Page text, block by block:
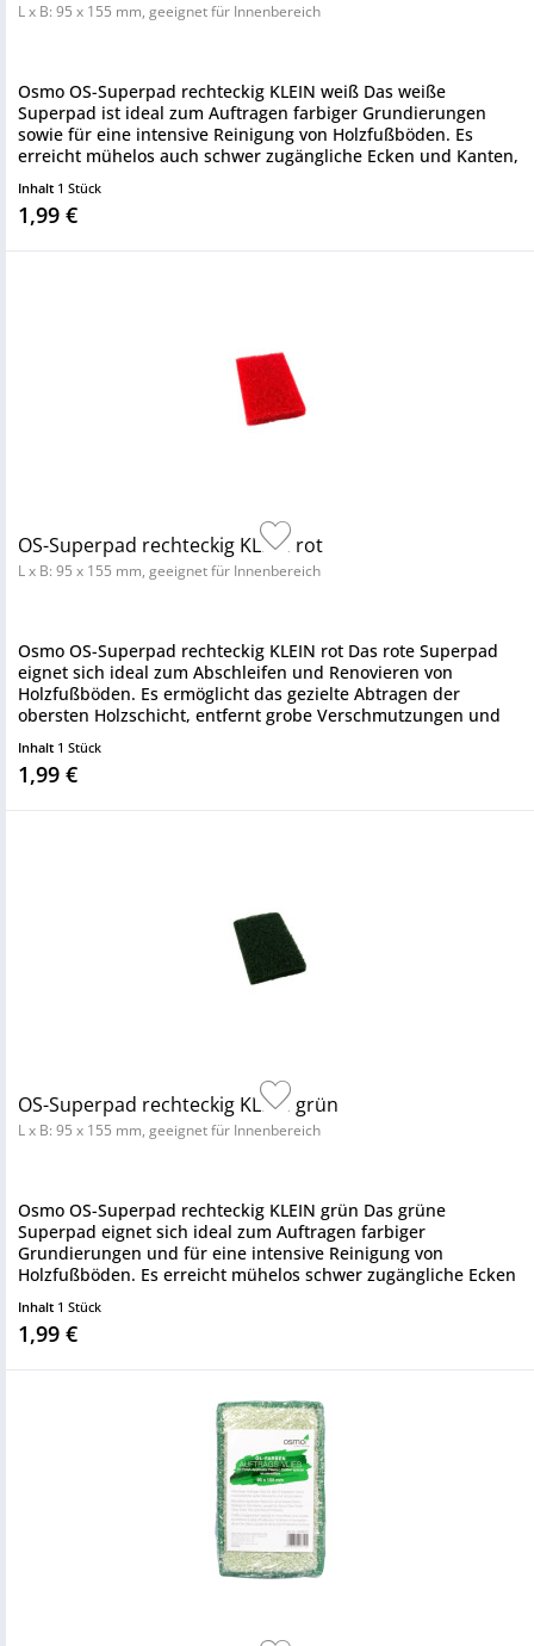
L x B: 95 x 155 mm, geeignet für Innenbereich
Osmo OS-Superpad rechteckig KLEIN weiß Das weiße
Superpad ist ideal zum Auftragen farbiger Grundierungen
sowie für eine intensive Reinigung von Holzfußböden. Es
erreicht mühelos auch schwer zugängliche Ecken und Kanten,
Inhalt 1 Stück
1,99 €
OS-Superpad rechteckig KLEIN rot
L x B: 95 x 155 mm, geeignet für Innenbereich
Osmo OS-Superpad rechteckig KLEIN rot Das rote Superpad
eignet sich ideal zum Abschleifen und Renovieren von
Holzfußböden. Es ermöglicht das gezielte Abtragen der
obersten Holzschicht, entfernt grobe Verschmutzungen und
Inhalt 1 Stück
1,99 €
OS-Superpad rechteckig KLEIN grün
L x B: 95 x 155 mm, geeignet für Innenbereich
Osmo OS-Superpad rechteckig KLEIN grün Das grüne
Superpad eignet sich ideal zum Auftragen farbiger
Grundierungen und für eine intensive Reinigung von
Holzfußböden. Es erreicht mühelos schwer zugängliche Ecken
Inhalt 1 Stück
1,99 €